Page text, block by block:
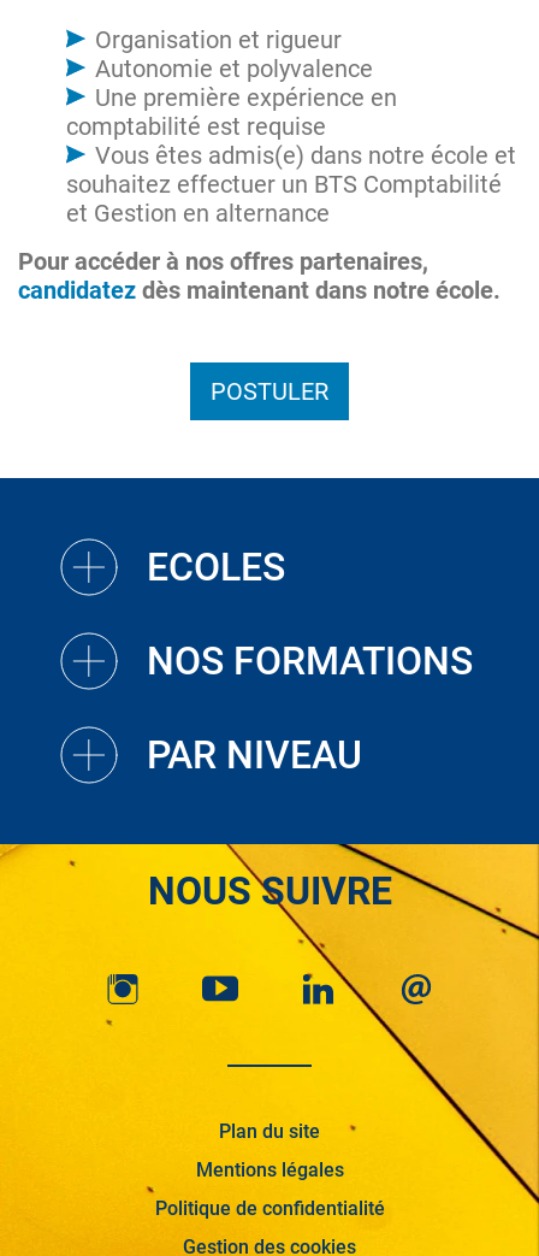
Organisation et rigueur
Autonomie et polyvalence
Une première expérience en
comptabilité est requise
Vous êtes admis(e) dans notre école et
souhaitez effectuer un BTS Comptabilité
et Gestion en alternance
Pour accéder à nos offres partenaires,
candidatez dès maintenant dans notre école.
POSTULER
ECOLES
NOS FORMATIONS
PAR NIVEAU
NOUS SUIVRE
Plan du site
Mentions légales
Politique de confidentialité
Gestion des cookies